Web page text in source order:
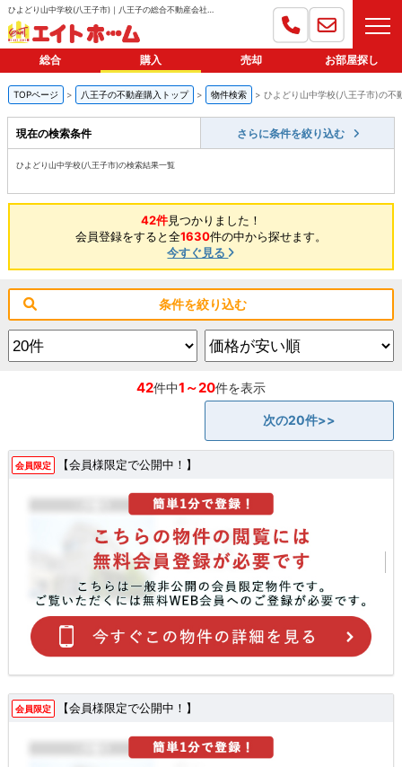
総合 購入 売却 お部屋探し
TOPページ 八王子の不動産購入トップ 物件検索 ひよどり山中学校(八王子市)の不
現在の検索条件 さらに条件を絞り込む
ひよどり山中学校(八王子市)の検索結果一覧
42件見つかりました！
会員登録をすると全1630件の中から探せます。
今すぐ見る
条件を絞り込む
42件中1～20件を表示
次の20件>>
会員限定 【会員様限定で公開中！】
会員限定 【会員様限定で公開中！】